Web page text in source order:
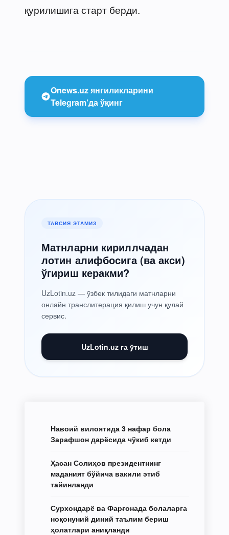
қурилишига старт берди.
Onews.uz янгиликларини
Telegram’да ўқинг
ТАВСИЯ ЭТАМИЗ
Матнларни кириллчадан
лотин алифбосига (ва акси)
ўгириш керакми?
UzLotin.uz — ўзбек тилидаги матнларни
онлайн транслитерация қилиш учун қулай
сервис.
UzLotin.uz га ўтиш
Навоий вилоятида 3 нафар бола
Зарафшон дарёсида чўкиб кетди
Ҳасан Солиҳов президентнинг
маданият бўйича вакили этиб
тайинланди
Сурхондарё ва Фарғонада болаларга
ноқонуний диний таълим бериш
ҳолатлари аниқланди